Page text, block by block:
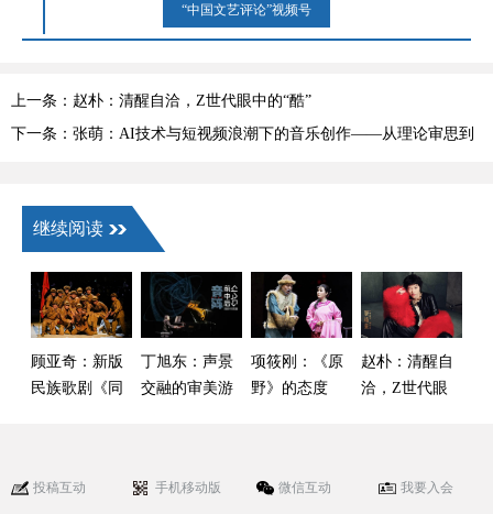
“中国文艺评论”视频号
上一条：赵朴：清醒自洽，Z世代眼中的“酷”
下一条：张萌：AI技术与短视频浪潮下的音乐创作——从理论审思到
继续阅读
顾亚奇：新版
民族歌剧《同
丁旭东：声景
交融的审美游
项筱刚：《原
野》的态度
赵朴：清醒自
洽，Z世代眼
投稿互动 手机移动版 微信互动 我要入会